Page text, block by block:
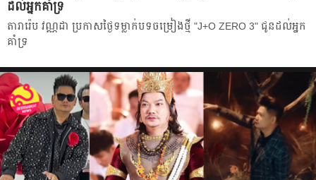
ដល់អ្នកគាំទ្រ
តារារ៉េប វណ្ណដា ប្រកាសថ្ងៃទម្លាក់បទចម្រៀងថ្មី "J+O ZERO 3" ជូនដល់អ្នក
គាំទ្រ